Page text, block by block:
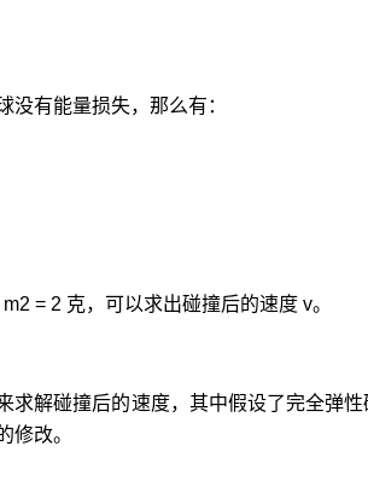
没有能量损失，那么有：
= 2 克，可以求出碰撞后的速度 v。
解碰撞后的速度，其中假设了完全弹性
修改。